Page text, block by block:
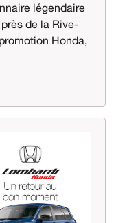
légendaire
de la Rive-
Honda,